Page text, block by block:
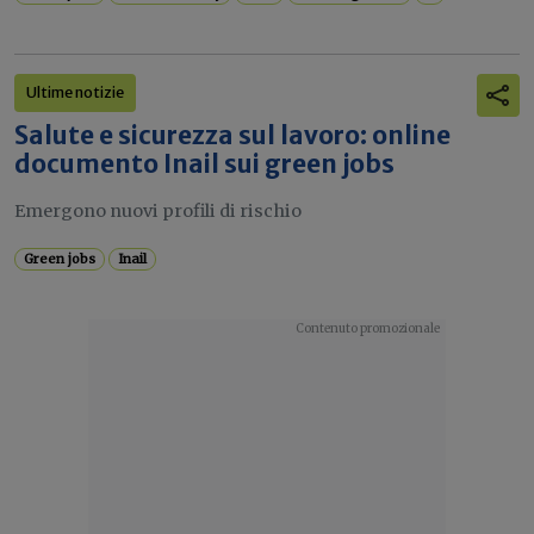
Ultime notizie
Salute e sicurezza sul lavoro: online
documento Inail sui green jobs
Emergono nuovi profili di rischio
Green jobs Inail